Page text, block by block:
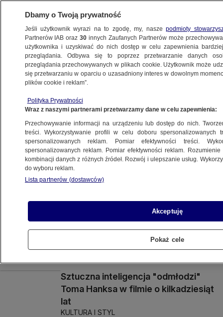
TOM HANKS
Nie wręczą nagrody Tomowi
Hanksowi. Trump chwali decyzję:
mądrze
ŚWIAT
Tom Hanks ostrzega
przed wygenerowaną przez sztuczną
inteligencję "wersją" jego samego
"Awantura" z udziałem Toma Hanksa.
KULTURA I STYL
Sztuczna inteligencja "odmłodzi"
Toma Hanksa w filmie o kilkadziesiąt
lat
KULTURA I STYL
Dbamy o Twoją prywatność
Jeśli użytkownik wyrazi na to zgodę, my, naszepodmioty
Partnerów IAB oraz30 innych Zaufanych Partnerów może
użytkownika i uzyskiwać do nich dostęp w celu zapewnienia
przeglądania. Odbywa się to poprzez przetwarzanie danych
przeglądania przechowywanych w plikach cookie. Użytkownik może
się przetwarzaniu w oparciu o uzasadniony interes w dowolnym
plików cookie i reklam”.
Polityka Prywatności
Wraz z naszymi partnerami przetwarzamy dane w celu zapewnienia:
Przechowywanie informacji na urządzeniu lub dostęp do nich.
treści. Wykorzystywanie profili w celu doboru spersonalizowanych
spersonalizowanych reklam. Pomiar efektywności treści.
spersonalizowanych reklam. Pomiar efektywności reklam.
kombinacji danych z różnych źródeł. Rozwój i ulepszanie usług.
do wyboru reklam.
Lista partnerów (dostawców)
Akceptuję
Pokaż cele